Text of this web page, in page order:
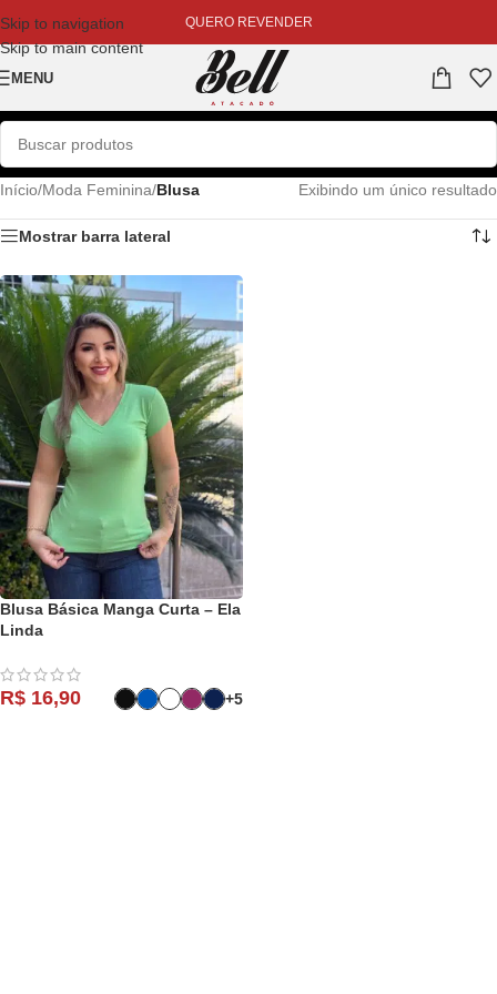
Skip to navigation
Skip to main content
QUERO REVENDER
MENU
Início/Moda Feminina/Blusa Exibindo um único resultado
Mostrar barra lateral
Blusa Básica Manga Curta – Ela
Linda
R$ 16,90 +5